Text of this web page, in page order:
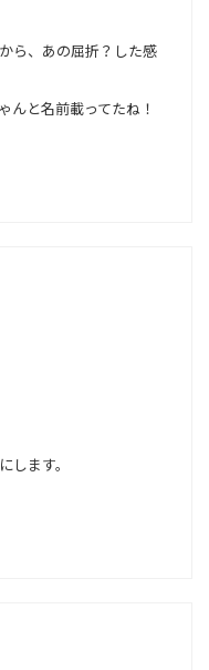
ら、あの屈折？した感
んと名前載ってたね！
します。